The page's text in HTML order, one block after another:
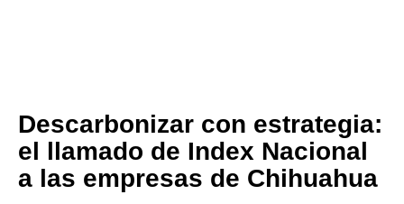
Descarbonizar con estrategia:
el llamado de Index Nacional
a las empresas de Chihuahua